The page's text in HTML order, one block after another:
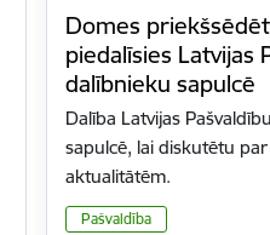
Domes
piedalīsies Latvijas
dalībnieku sapulcē
Dalība Latvijas
sapulcē, lai diskutētu
aktualitātēm.
Pašvaldība